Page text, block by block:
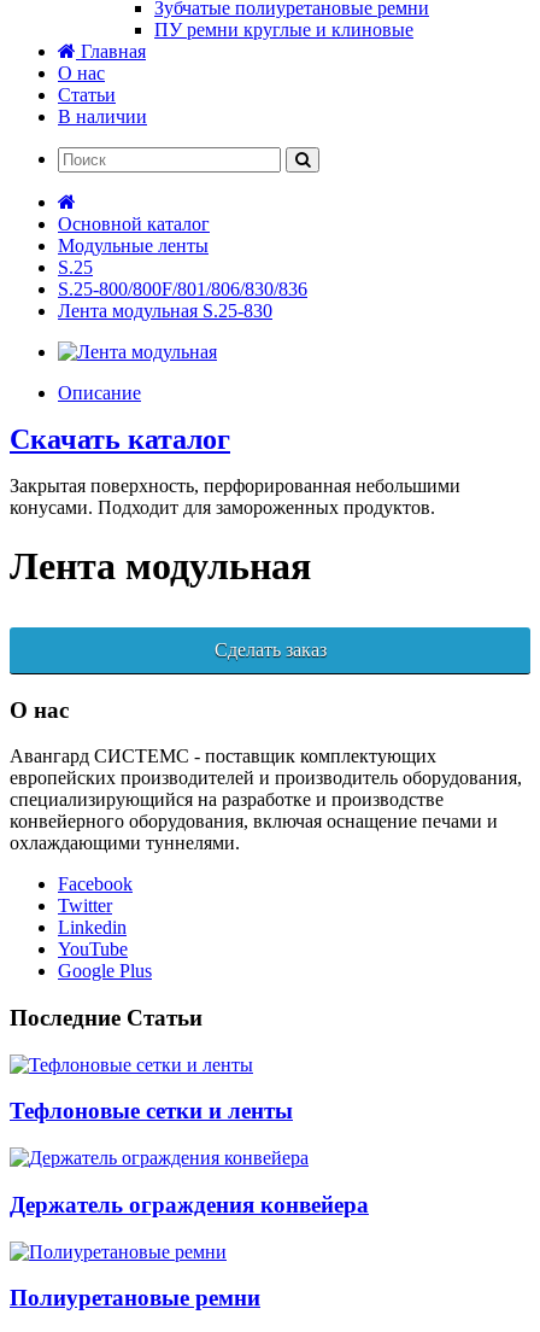
Зубчатые полиуретановые ремни
ПУ ремни круглые и клиновые
Главная
О нас
Статьи
В наличии
Основной каталог
Модульные ленты
S.25
S.25-800/800F/801/806/830/836
Лента модульная S.25-830
Описание
Скачать каталог
Закрытая поверхность, перфорированная небольшими
конусами. Подходит для замороженных продуктов.
Лента модульная
Сделать заказ
О нас
Авангард СИСТЕМС - поставщик комплектующих
европейских производителей и производитель оборудования,
специализирующийся на разработке и производстве
конвейерного оборудования, включая оснащение печами и
охлаждающими туннелями.
Facebook
Twitter
Linkedin
YouTube
Google Plus
Последние Статьи
Тефлоновые сетки и ленты
Держатель ограждения конвейера
Полиуретановые ремни